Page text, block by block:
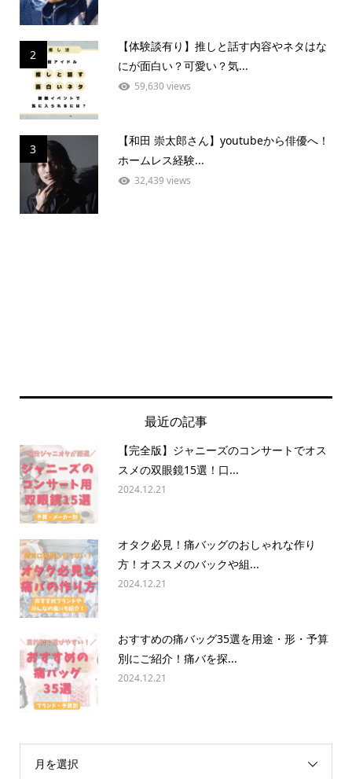
2
【体験談有り】推しと話す内容やネタはな
にが面白い？可愛い？気...
59,630 views
3
【和田 崇太郎さん】youtubeから俳優へ！
ホームレス経験...
32,439 views
最近の記事
【完全版】ジャニーズのコンサートでオス
スメの双眼鏡15選！口...
2024.12.21
オタク必見！痛バッグのおしゃれな作り
方！オススメのバックや組...
2024.12.21
おすすめの痛バッグ35選を用途・形・予算
別にご紹介！痛バを探...
2024.12.21
月を選択